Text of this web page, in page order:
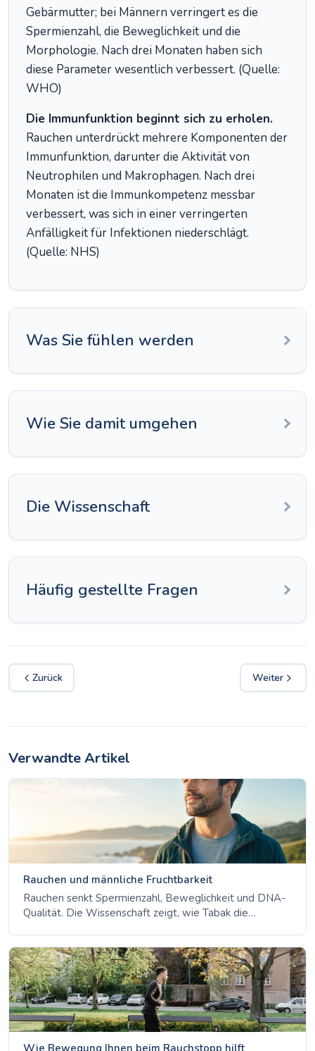
Gebärmutter; bei Männern verringert es die
Spermienzahl, die Beweglichkeit und die
Morphologie. Nach drei Monaten haben sich
diese Parameter wesentlich verbessert. (Quelle:
WHO)
Die Immunfunktion beginnt sich zu erholen.
Rauchen unterdrückt mehrere Komponenten der
Immunfunktion, darunter die Aktivität von
Neutrophilen und Makrophagen. Nach drei
Monaten ist die Immunkompetenz messbar
verbessert, was sich in einer verringerten
Anfälligkeit für Infektionen niederschlägt.
(Quelle: NHS)
Was Sie fühlen werden
Wie Sie damit umgehen
Die Wissenschaft
Häufig gestellte Fragen
Zurück Weiter
Verwandte Artikel
Rauchen und männliche Fruchtbarkeit
Rauchen senkt Spermienzahl, Beweglichkeit und DNA-
Qualität. Die Wissenschaft zeigt, wie Tabak die
Rauchstopp erholen.
Wie Bewegung Ihnen beim Rauchstopp hilft